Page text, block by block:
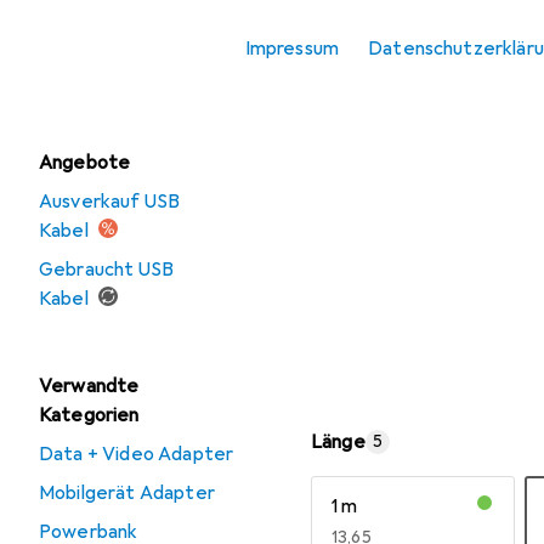
Impressum
Angebote
Ausverkauf USB
Kabel
Gebraucht USB
Kabel
Verwandte
Kategorien
Data + Video Adapter
Mobilgerät Adapter
Powerbank
Länge 5
1 m
EUR
13,65